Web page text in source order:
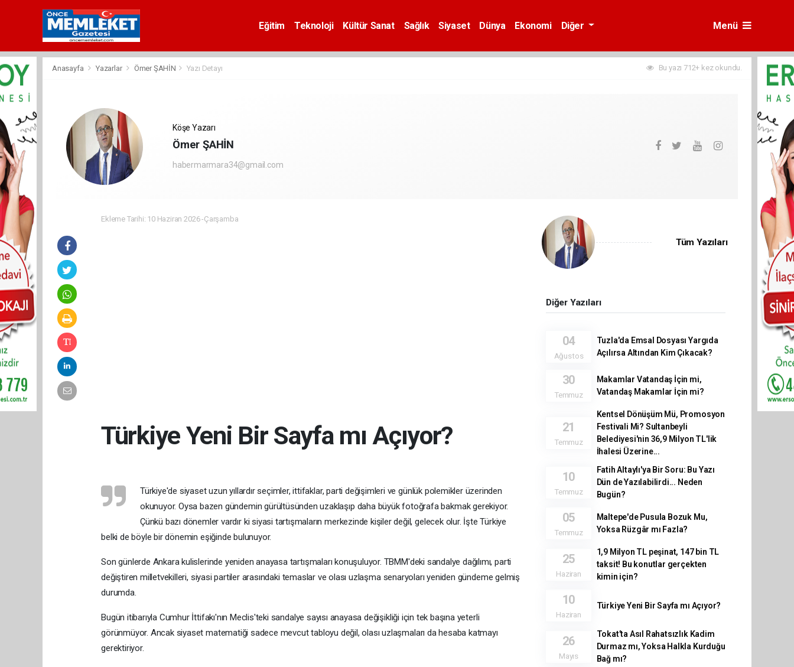
Eğitim Teknoloji Kültür Sanat Sağlık Siyaset Dünya Ekonomi Diğer Menü
Anasayfa Yazarlar Ömer ŞAHİN Yazı Detayı Bu yazı 712+ kez okundu.
Köşe Yazarı
Ömer ŞAHİN
habermarmara34@gmail.com
Ekleme Tarihi: 10 Haziran 2026 -Çarşamba
Türkiye Yeni Bir Sayfa mı Açıyor?
Türkiye'de siyaset uzun yıllardır seçimler, ittifaklar, parti değişimleri ve günlük polemikler üzerinden
okunuyor. Oysa bazen gündemin gürültüsünden uzaklaşıp daha büyük fotoğrafa bakmak gerekiyor.
Çünkü bazı dönemler vardır ki siyasi tartışmaların merkezinde kişiler değil, gelecek olur. İşte Türkiye
belki de böyle bir dönemin eşiğinde bulunuyor.
Son günlerde Ankara kulislerinde yeniden anayasa tartışmaları konuşuluyor. TBMM'deki sandalye dağılımı, parti
değiştiren milletvekilleri, siyasi partiler arasındaki temaslar ve olası uzlaşma senaryoları yeniden gündeme gelmiş
durumda.
Bugün itibarıyla Cumhur İttifakı'nın Meclis'teki sandalye sayısı anayasa değişikliği için tek başına yeterli
görünmüyor. Ancak siyaset matematiği sadece mevcut tabloyu değil, olası uzlaşmaları da hesaba katmayı
gerektiriyor.
Tüm Yazıları
Diğer Yazıları
04
Ağustos
Tuzla'da Emsal Dosyası Yargıda
Açılırsa Altından Kim Çıkacak?
30
Temmuz
Makamlar Vatandaş İçin mi,
Vatandaş Makamlar İçin mi?
21
Temmuz
Kentsel Dönüşüm Mü, Promosyon
Festivali Mi? Sultanbeyli
Belediyesi'nin 36,9 Milyon TL'lik
İhalesi Üzerine...
10
Temmuz
Fatih Altaylı'ya Bir Soru: Bu Yazı
Dün de Yazılabilirdi... Neden
Bugün?
05
Temmuz
Maltepe'de Pusula Bozuk Mu,
Yoksa Rüzgâr mı Fazla?
25
Haziran
1,9 Milyon TL peşinat, 147 bin TL
taksit! Bu konutlar gerçekten
kimin için?
10
Haziran
Türkiye Yeni Bir Sayfa mı Açıyor?
26
Mayıs
Tokat’ta Asıl Rahatsızlık Kadim
Durmaz mı, Yoksa Halkla Kurduğu
Bağ mı?